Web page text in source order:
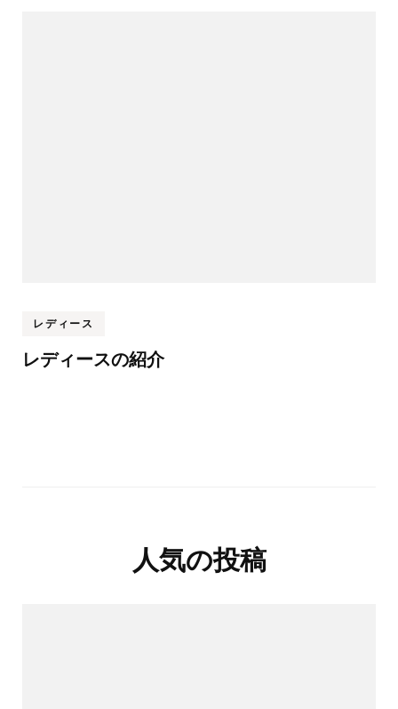
レディース
レディースの紹介
人気の投稿